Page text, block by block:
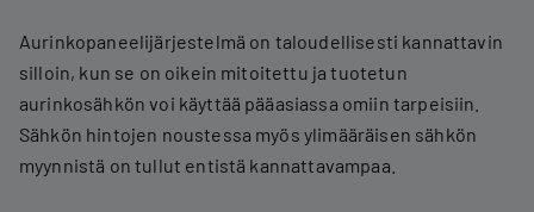
Aurinkopaneelijärjestelmä on taloudellisesti kannattavin
silloin, kun se on oikein mitoitettu ja tuotetun
aurinkosähkön voi käyttää pääasiassa omiin tarpeisiin.
Sähkön hintojen noustessa myös ylimääräisen sähkön
myynnistä on tullut entistä kannattavampaa.